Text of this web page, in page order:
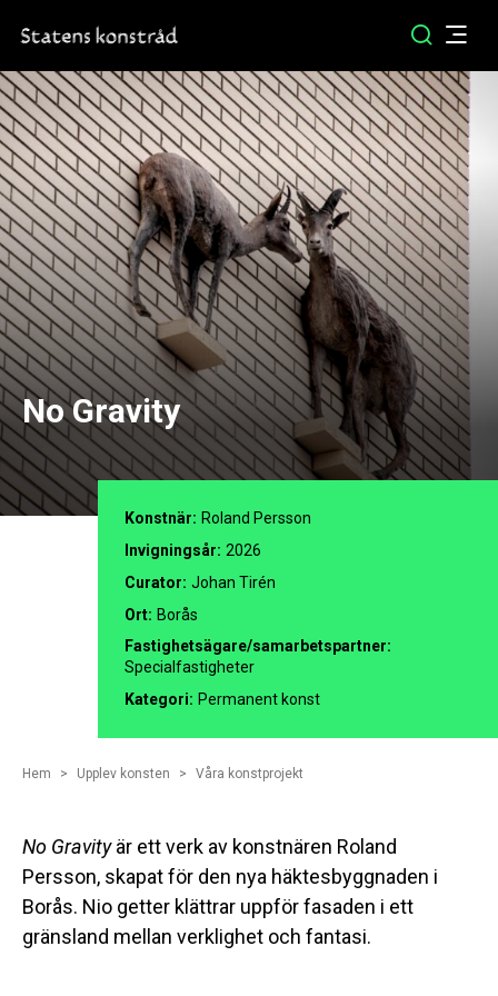
No Gravity
Konstnär: Roland Persson
Invigningsår: 2026
Curator: Johan Tirén
Ort: Borås
Fastighetsägare/samarbetspartner:
Specialfastigheter
Kategori: Permanent konst
Hem Upplev konsten Våra konstprojekt
No Gravityär ett verk av konstnären Roland
Persson, skapat för den nya häktesbyggnaden i
Borås. Nio getter klättrar uppför fasaden i ett
gränsland mellan verklighet och fantasi.